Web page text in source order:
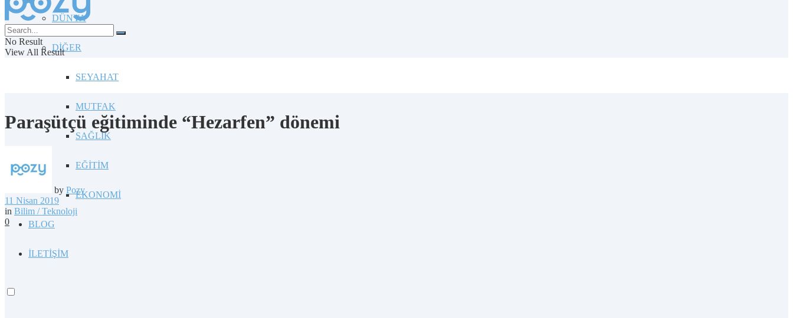
DÜNYA
DİĞER
SEYAHAT
MUTFAK
SAĞLIK
EĞİTİM
EKONOMİ
BLOG
İLETİŞİM
No Result
View All Result
Paraşütçü eğitiminde “Hezarfen” dönemi
by Pozy
11 Nisan 2019
in Bilim / Teknoloji
0